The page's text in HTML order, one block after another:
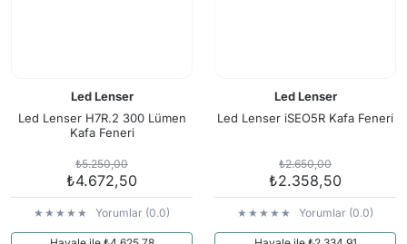
Led Lenser
Led Lenser H7R.2 300 Lümen
Kafa Feneri
₺5.250,00
₺4.672,50
Yorumlar (0.0)
Led Lenser
Led Lenser iSEO5R Kafa Feneri
₺2.650,00
₺2.358,50
Yorumlar (0.0)